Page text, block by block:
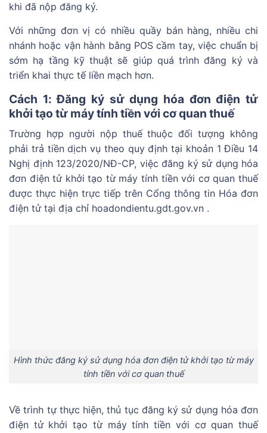
khi đã nộp đăng ký.
Với những đơn vị có nhiều quầy bán hàng, nhiều chi
nhánh hoặc vận hành bằng POS cầm tay, việc chuẩn bị
sớm hạ tầng kỹ thuật sẽ giúp quá trình đăng ký và
triển khai thực tế liền mạch hơn.
Cách 1: Đăng ký sử dụng hóa đơn điện tử
khởi tạo từ máy tính tiền với cơ quan thuế
Trường hợp người nộp thuế thuộc đối tượng không
phải trả tiền dịch vụ theo quy định tại khoản 1 Điều 14
Nghị định 123/2020/NĐ-CP, việc đăng ký sử dụng hóa
đơn điện tử khởi tạo từ máy tính tiền với cơ quan thuế
được thực hiện trực tiếp trên Cổng thông tin Hóa đơn
điện tử tại địa chỉ hoadondientu.gdt.gov.vn .
Hình thức đăng ký sử dụng hóa đơn điện tử khởi tạo từ máy
tính tiền với cơ quan thuế
Về trình tự thực hiện, thủ tục đăng ký sử dụng hóa đơn
điện tử khởi tạo từ máy tính tiền với cơ quan thuế